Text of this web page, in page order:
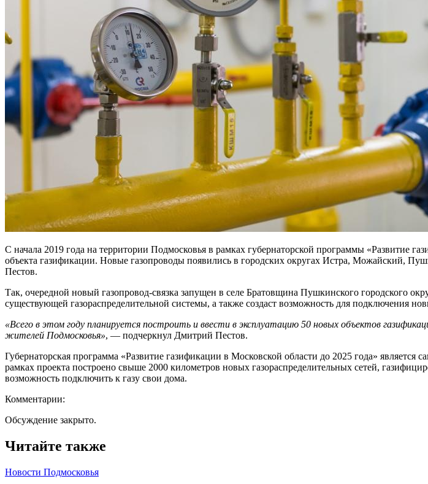
С начала 2019 года на территории Подмосковья в рамках губернаторской программы «Развитие
объекта газификации. Новые газопроводы появились в городских округах Истра, Можайский,
Пестов.
Так, очередной новый газопровод-связка запущен в селе Братовщина Пушкинского городского
существующей газораспределительной системы, а также создаст возможность для подключения
«Всего в этом году планируется построить и ввести в эксплуатацию 50 новых объектов
жителей Подмосковья», — подчеркнул Дмитрий Пестов.
Губернаторская программа «Развитие газификации в Московской области до 2025 года» является
рамках проекта построено свыше 2000 километров новых газораспределительных сетей,
возможность подключить к газу свои дома.
Комментарии:
Обсуждение закрыто.
Читайте также
Новости Подмосковья